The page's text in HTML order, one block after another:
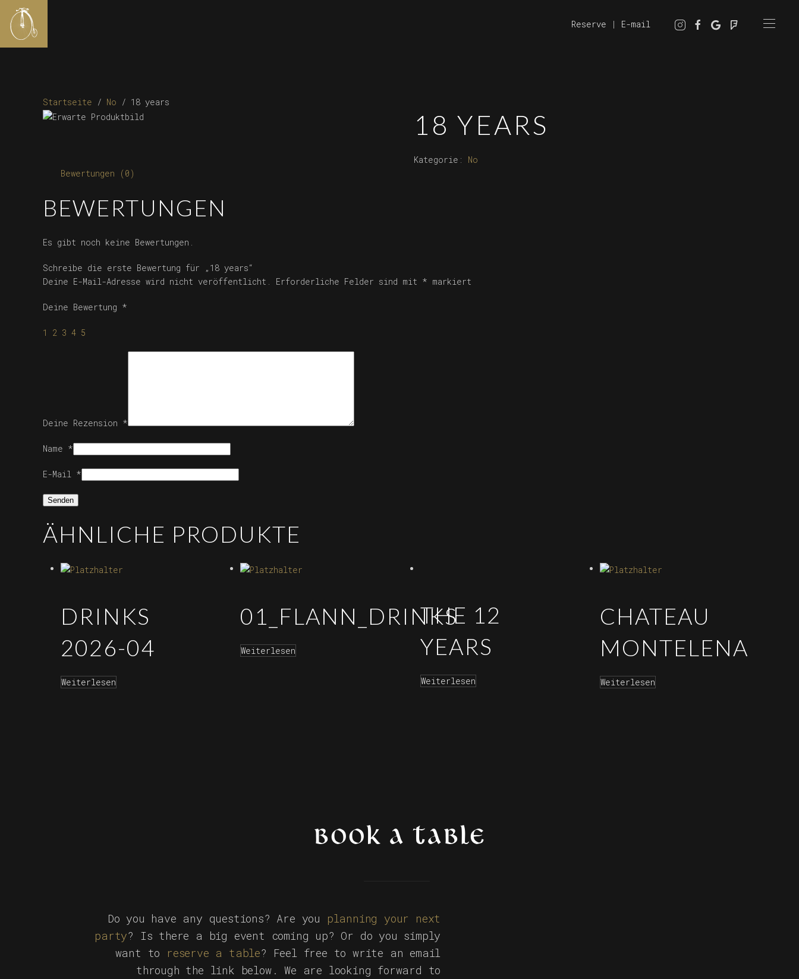
Reserve | E-mail
Startseite / No / 18 years
18 YEARS
Kategorie: No
Bewertungen (0)
BEWERTUNGEN
Es gibt noch keine Bewertungen.
Schreibe die erste Bewertung für „18 years“
Deine E-Mail-Adresse wird nicht veröffentlicht.
Erforderliche Felder sind mit * markiert
Deine Bewertung *
1 2 3 4 5
Deine Rezension *
Name *
E-Mail *
ÄHNLICHE PRODUKTE
DRINKS
2026-04
Weiterlesen
01_FLANN_DRINKS
Weiterlesen
THE 12
YEARS
Weiterlesen
CHATEAU
MONTELENA
Weiterlesen
BOOK A TABLE
Do you have any questions? Are you planning your next
party? Is there a big event coming up? Or do you simply
want to
reserve a table? Feel free to write an email
through the link below. We are looking forward to